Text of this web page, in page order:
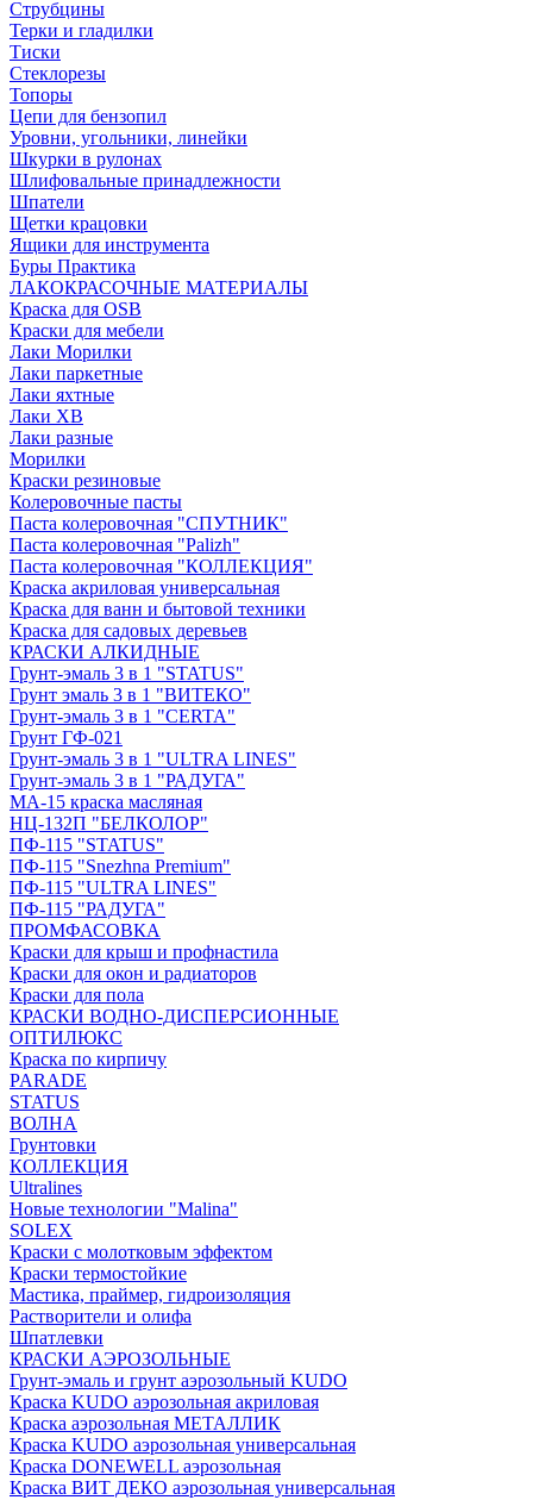
Струбцины
Терки и гладилки
Тиски
Стеклорезы
Топоры
Цепи для бензопил
Уровни, угольники, линейки
Шкурки в рулонах
Шлифовальные принадлежности
Шпатели
Щетки крацовки
Ящики для инструмента
Буры Практика
ЛАКОКРАСОЧНЫЕ МАТЕРИАЛЫ
Краска для OSB
Краски для мебели
Лаки Морилки
Лаки паркетные
Лаки яхтные
Лаки ХВ
Лаки разные
Морилки
Краски резиновые
Колеровочные пасты
Паста колеровочная "СПУТНИК"
Паста колеровочная "Palizh"
Паста колеровочная "КОЛЛЕКЦИЯ"
Краска акриловая универсальная
Краска для ванн и бытовой техники
Краска для садовых деревьев
КРАСКИ АЛКИДНЫЕ
Грунт-эмаль 3 в 1 "STATUS"
Грунт эмаль 3 в 1 "ВИТЕКО"
Грунт-эмаль 3 в 1 "CERTA"
Грунт ГФ-021
Грунт-эмаль 3 в 1 "ULTRA LINES"
Грунт-эмаль 3 в 1 "РАДУГА"
МА-15 краска масляная
НЦ-132П "БЕЛКОЛОР"
ПФ-115 "STATUS"
ПФ-115 "Snezhna Premium"
ПФ-115 "ULTRA LINES"
ПФ-115 "РАДУГА"
ПРОМФАСОВКА
Краски для крыш и профнастила
Краски для окон и радиаторов
Краски для пола
КРАСКИ ВОДНО-ДИСПЕРСИОННЫЕ
ОПТИЛЮКС
Краска по кирпичу
PARADE
STATUS
ВОЛНА
Грунтовки
КОЛЛЕКЦИЯ
Ultralines
Новые технологии "Malina"
SOLEX
Краски с молотковым эффектом
Краски термостойкие
Мастика, праймер, гидроизоляция
Растворители и олифа
Шпатлевки
КРАСКИ АЭРОЗОЛЬНЫЕ
Грунт-эмаль и грунт аэрозольный KUDO
Краска KUDO аэрозольная акриловая
Краска аэрозольная МЕТАЛЛИК
Краска KUDO аэрозольная универсальная
Краска DONEWELL аэрозольная
Краска ВИТ ДЕКО аэрозольная универсальная